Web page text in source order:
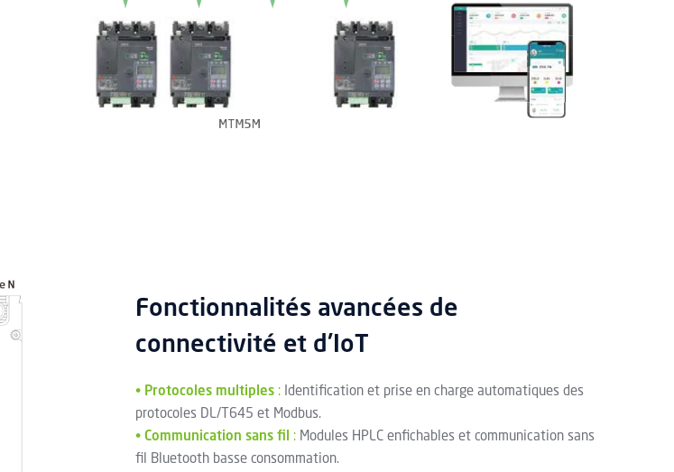
Fonctionnalités avancées de
connectivité et d'IoT
• Protocoles multiples : Identification et prise en charge automatiques des
protocoles DL/T645 et Modbus.
• Communication sans fil : Modules HPLC enfichables et communication sans
fil Bluetooth basse consommation.